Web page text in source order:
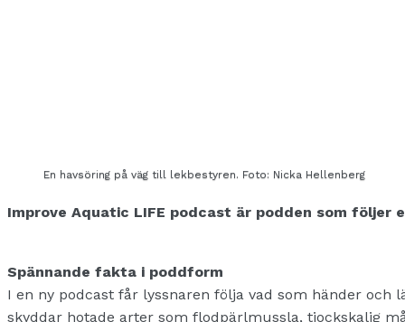
En havsöring på väg till lekbestyren. Foto: Nicka Hellenberg
Improve Aquatic LIFE podcast är podden som
Spännande fakta i poddform
I en ny podcast får lyssnaren följa vad som händer
skyddar hotade arter som flodpärlmussla, tjockskalig